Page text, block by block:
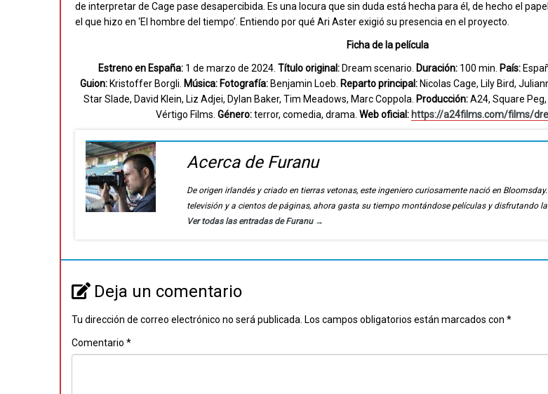
de interpretar de Cage pase desapercibida. Es una locura que sin duda está hecha para él, de hecho el
el que hizo en ‘El hombre del tiempo’. Entiendo por qué Ari Aster exigió su presencia en el proyecto.
Ficha de la película
Estreno en España:1 de marzo de 2024. Título original:Dream scenario. Duración:100 min. País:
Guion:Kristoffer Borgli. Música: Fotografía:Benjamin Loeb. Reparto principal:Nicolas Cage, Lily Bird,
Star Slade, David Klein, Liz Adjei, Dylan Baker, Tim Meadows, Marc Coppola. Producción:A24, Square
Vértigo Films. Género:terror, comedia, drama. Web oficial: https://a24films.com/films/
Acerca de Furanu
De origen irlandés y criado en tierras vetonas, este ingeniero curiosamente nació en
televisión y a cientos de páginas, ahora gasta su tiempo montándose películas y disfrutando
Ver todas las entradas de Furanu →
Deja un comentario
Tu dirección de correo electrónico no será publicada. Los campos obligatorios están marcados con *
Comentario *